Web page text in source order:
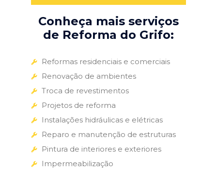
Conheça mais serviços
de Reforma do Grifo:
Reformas residenciais e comerciais
Renovação de ambientes
Troca de revestimentos
Projetos de reforma
Instalações hidráulicas e elétricas
Reparo e manutenção de estruturas
Pintura de interiores e exteriores
Impermeabilização